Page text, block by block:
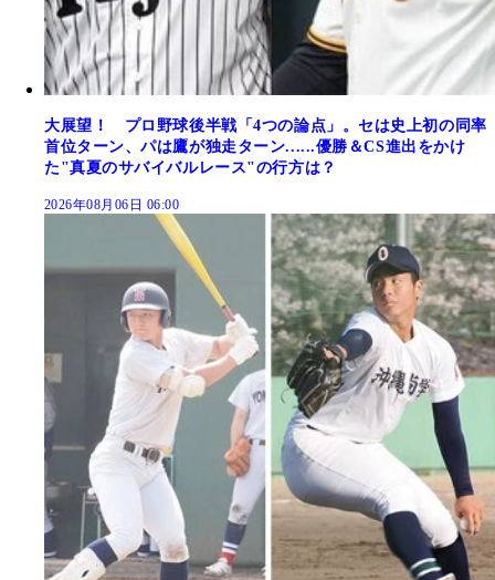
大展望！ プロ野球後半戦「4つの論点」。セは史上初の同率
首位ターン、パは鷹が独走ターン......優勝＆CS進出をかけ
た"真夏のサバイバルレース"の行方は？
2026年08月06日 06:00